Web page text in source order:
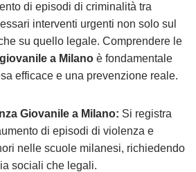
di episodi di criminalità tra
interventi urgenti non solo sul
su quello legale. Comprendere le
a Milano è fondamentale
efficace e una prevenzione reale.
Giovanile a Milano: Si registra
di episodi di violenza e
nelle scuole milanesi, richiedendo
sociali che legali.